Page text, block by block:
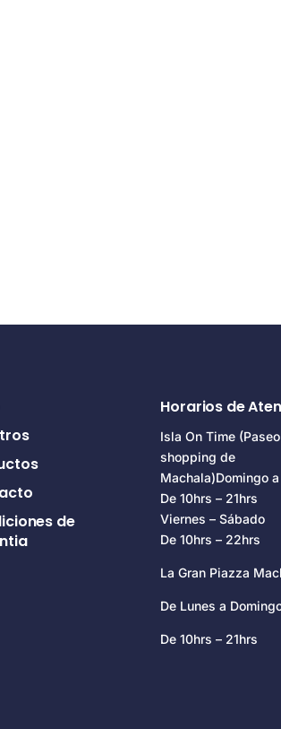
de
Horarios de
Isla On Time (Paseo
shopping de
Machala)Domingo
De 10hrs – 21hrs
Viernes – Sábado
De 10hrs – 22hrs
La Gran Piazza
De Lunes a
De 10hrs – 21hrs